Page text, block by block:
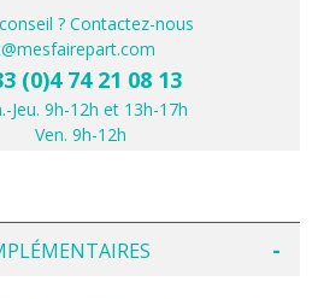
? Contactez-nous
(0)4 74 21 08 13
Jeu. 9h-12h et 13h-17h
Ven. 9h-12h